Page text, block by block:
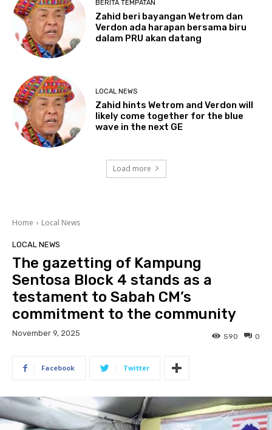
BERITA TEMPATAN
Zahid beri bayangan Wetrom dan
Verdon ada harapan bersama biru
dalam PRU akan datang
LOCAL NEWS
Zahid hints Wetrom and Verdon will
likely come together for the blue
wave in the next GE
Load more